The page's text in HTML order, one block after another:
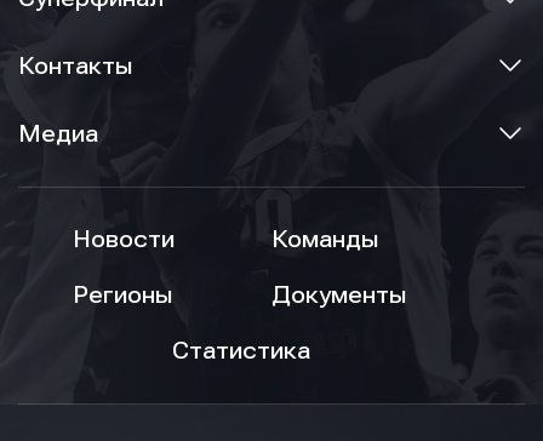
Контакты
Медиа
Новости
Команды
Регионы
Документы
Статистика